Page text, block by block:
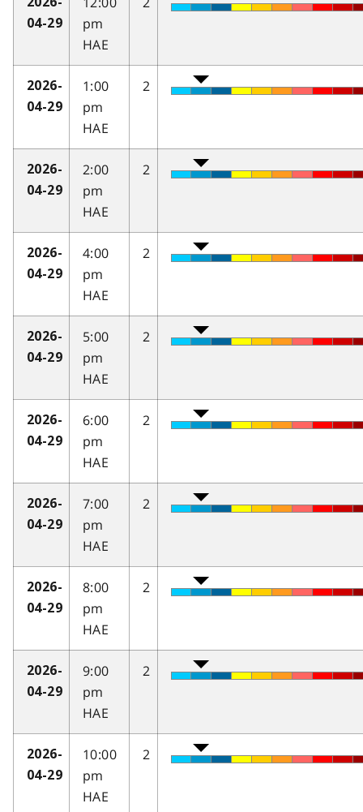
04-29
pm
HAE
2026-
04-29
1:00
pm
HAE
2
2026-
04-29
2:00
pm
HAE
2
2026-
04-29
4:00
pm
HAE
2
2026-
04-29
5:00
pm
HAE
2
2026-
04-29
6:00
pm
HAE
2
2026-
04-29
7:00
pm
HAE
2
2026-
04-29
8:00
pm
HAE
2
2026-
04-29
9:00
pm
HAE
2
2026-
04-29
10:00
pm
HAE
2